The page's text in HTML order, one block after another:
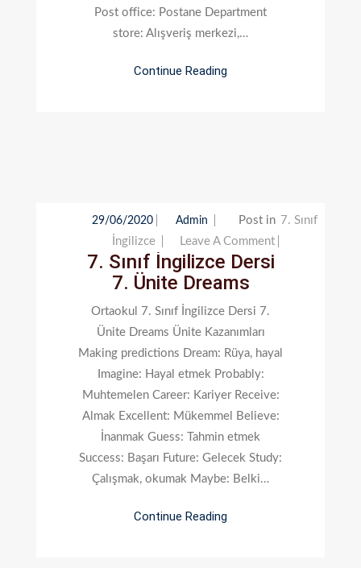
Post office: Postane Department
store: Alışveriş merkezi,…
Continue Reading
29/06/2020 Admin Post in 7. Sınıf
İngilizce
Leave A Comment
7. Sınıf İngilizce Dersi
7. Ünite Dreams
Ortaokul 7. Sınıf İngilizce Dersi 7.
Ünite Dreams Ünite Kazanımları
Making predictions Dream: Rüya, hayal
Imagine: Hayal etmek Probably:
Muhtemelen Career: Kariyer Receive:
Almak Excellent: Mükemmel Believe:
İnanmak Guess: Tahmin etmek
Success: Başarı Future: Gelecek Study:
Çalışmak, okumak Maybe: Belki…
Continue Reading